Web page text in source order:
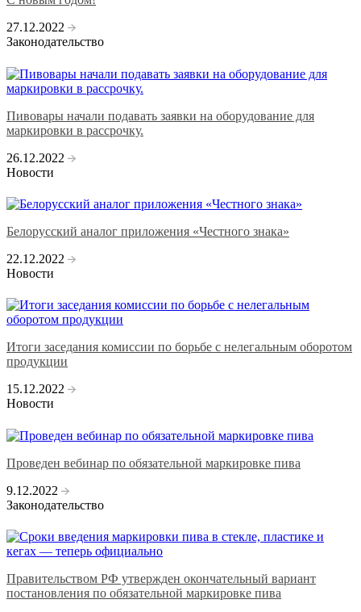
27.12.2022
Законодательство
Пивовары начали подавать заявки на оборудование для
маркировки в рассрочку.
26.12.2022
Новости
Белорусский аналог приложения «Честного знака»
22.12.2022
Новости
Итоги заседания комиссии по борьбе с нелегальным оборотом
продукции
15.12.2022
Новости
Проведен вебинар по обязательной маркировке пива
9.12.2022
Законодательство
Правительством РФ утвержден окончательный вариант
постановления по обязательной маркировке пива